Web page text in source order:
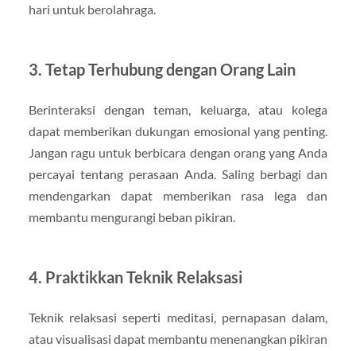
hari untuk berolahraga.
3. Tetap Terhubung dengan Orang Lain
Berinteraksi dengan teman, keluarga, atau kolega
dapat memberikan dukungan emosional yang penting.
Jangan ragu untuk berbicara dengan orang yang Anda
percayai tentang perasaan Anda. Saling berbagi dan
mendengarkan dapat memberikan rasa lega dan
membantu mengurangi beban pikiran.
4. Praktikkan Teknik Relaksasi
Teknik relaksasi seperti meditasi, pernapasan dalam,
atau visualisasi dapat membantu menenangkan pikiran